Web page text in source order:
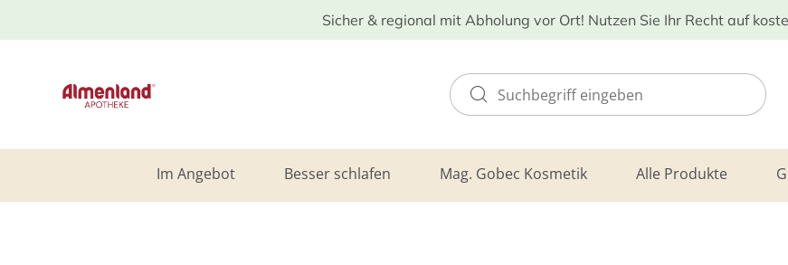
Sicher & regional mit Abholung vor Ort! Nutzen Sie Ihr Recht auf
Im Angebot Besser schlafen Mag. Gobec Kosmetik Alle Produkte